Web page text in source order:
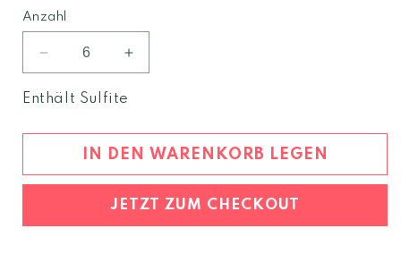
Anzahl
Verringere
die
Menge
Lezèr
2024
Dolomiten
igt
Erhöhe
die
Lezèr
rot
2024
Dolomiten
igt
Enthält Sulfite
IN DEN WARENKORB LEGEN
JETZT ZUM CHECKOUT